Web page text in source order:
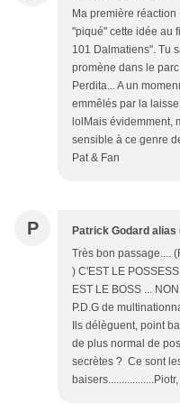
Ma première
"piqué" cette idée au
101 Dalmatiens". Tu
promène dans le
Perdita... A un
emmêlés par la
lolMais évidemment,
sensible à ce genre
Pat & Fan
P Patrick Godard alias
Très bon passage....
) C'EST LE
EST LE BOSS ...
P.D.G de
Ils délèguent, point
de plus normal de
secrètes ? Ce sont